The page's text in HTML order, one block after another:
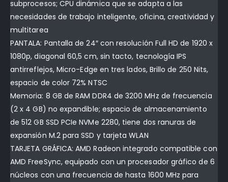
subprocesos; CPU dinámica que se adapta a las
necesidades de trabajo inteligente, oficina, creatividad y
multitarea
PANTALA: Pantalla de 24″ con resolución Full HD de 1920 x
1080p, diagonal 60,5 cm, sin tacto, tecnología IPS
antirreflejos, Micro-Edge en tres lados, Brillo de 250 Nits,
espacio de color 72% NTSC
Memoria: 8 GB de RAM DDR4 de 3200 MHz de frecuencia
(2 x 4 GB) no expandible; espacio de almacenamiento
de 512 GB SSD PCIe NVMe 2280, tiene dos ranuras de
expansión M.2 para SSD y tarjeta WLAN
TARJETA GRÁFICA: AMD Radeon integrado compatible con
AMD FreeSync, equipado con un procesador gráfico de 6
núcleos con una frecuencia de hasta 1600 MHz para